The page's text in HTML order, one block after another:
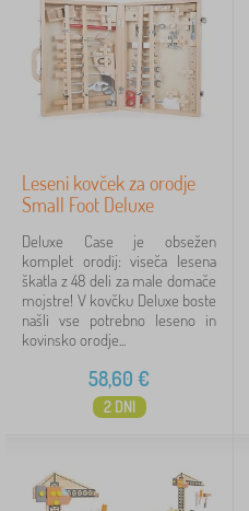
Leseni kovček za orodje
Small Foot Deluxe
Deluxe Case je obsežen
komplet orodij: viseča lesena
škatla z 48 deli za male domače
mojstre! V kovčku Deluxe boste
našli vse potrebno leseno in
kovinsko orodje...
58,60 €
2 DNI